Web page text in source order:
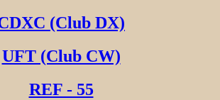
(Club DX)
UFT (Club CW)
REF - 55